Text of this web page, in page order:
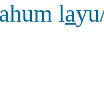
la